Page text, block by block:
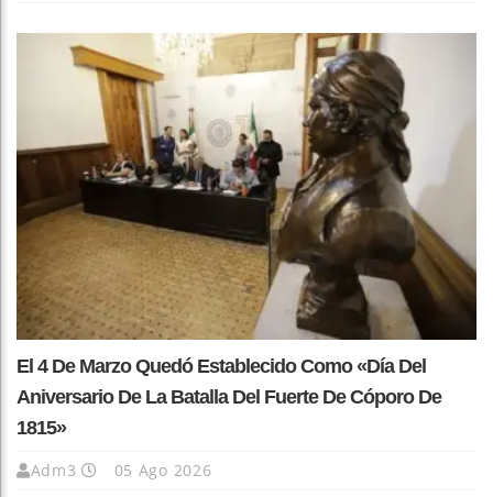
El 4 De Marzo Quedó Establecido Como «Día Del
Aniversario De La Batalla Del Fuerte De Cóporo De
1815»
Adm3 05 Ago 2026